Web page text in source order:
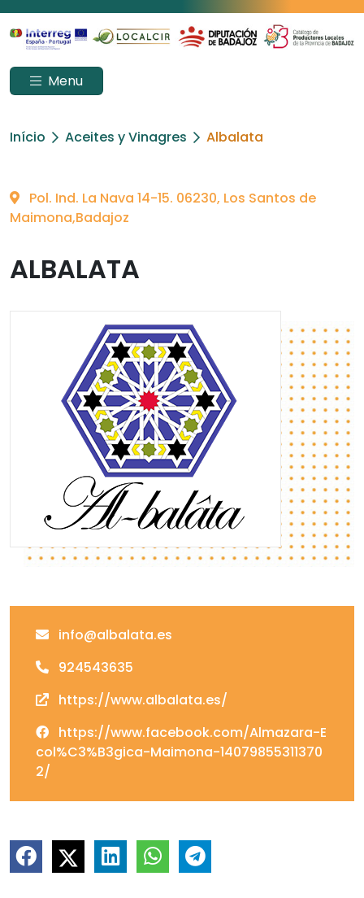
Menu
Início Aceites y Vinagres Albalata
Pol. Ind. La Nava 14-15. 06230, Los Santos de
Maimona,Badajoz
ALBALATA
info@albalata.es
924543635
https://www.albalata.es/
https://www.facebook.com/Almazara-E
col%C3%B3gica-Maimona-14079855311370
2/